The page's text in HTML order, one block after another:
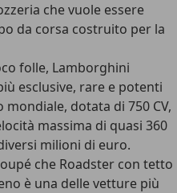
che vuole essere
da corsa costruito per la
folle, Lamborghini
esclusive, rare e potenti
dotata di 750 CV,
massima di quasi 360
milioni di euro.
che Roadster con tetto
è una delle vetture più